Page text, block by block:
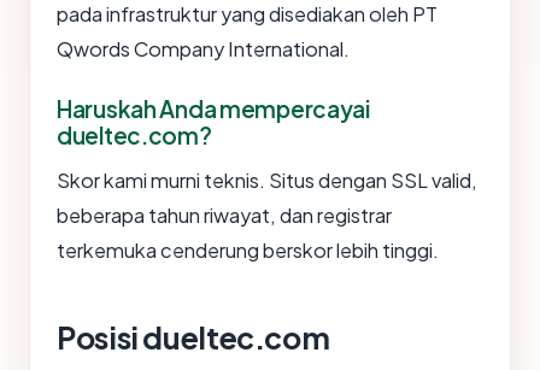
pada infrastruktur yang disediakan oleh PT
Qwords Company International.
Haruskah Anda mempercayai
dueltec.com?
Skor kami murni teknis. Situs dengan SSL valid,
beberapa tahun riwayat, dan registrar
terkemuka cenderung berskor lebih tinggi.
Posisi dueltec.com